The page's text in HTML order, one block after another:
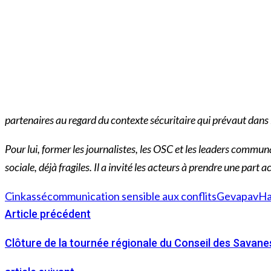
partenaires au regard du contexte sécuritaire qui prévaut dans
Pour lui, former les journalistes, les OSC et les leaders
sociale, déjà fragiles. Il a invité les acteurs à prendre une part
Cinkassécommunication sensible aux conflitsGevapav
Article précédent
Clôture de la tournée régionale du Conseil des